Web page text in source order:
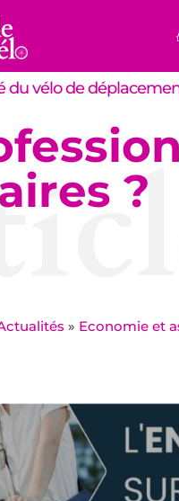
du vélo de
?
» Economie et